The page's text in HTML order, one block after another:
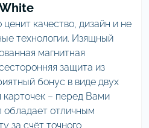
ценит качество, дизайн и не
технологии. Изящный
магнитная
защита из
бонус в виде двух
карточек – перед Вами
обладает отличным
за счёт точного